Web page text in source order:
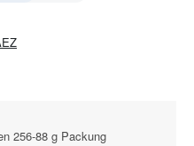
256-88 g Packung